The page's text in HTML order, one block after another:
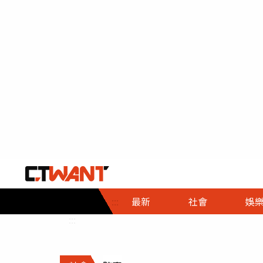
::: 最新 社會
社會首頁
時事
調查
娛樂
娛樂首頁
即時
財經首頁
熱線
政